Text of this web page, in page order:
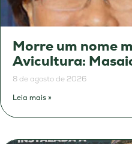
Morre um nome
Avicultura:
8 de agosto de 2026
Leia mais »